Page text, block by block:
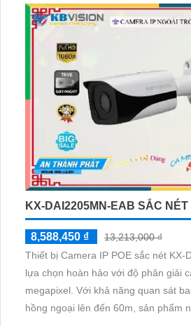
KX-DAI2205MN-EAB SẮC NÉT
8,588,450 ₫
13,213,000 ₫
Thiết bị Camera IP POE sắc nét KX-
lựa chọn hoàn hảo với độ phân giải
megapixel. Với khả năng quan sát ban đêm thông qua
hồng ngoại lên đến 60m, sản phẩm